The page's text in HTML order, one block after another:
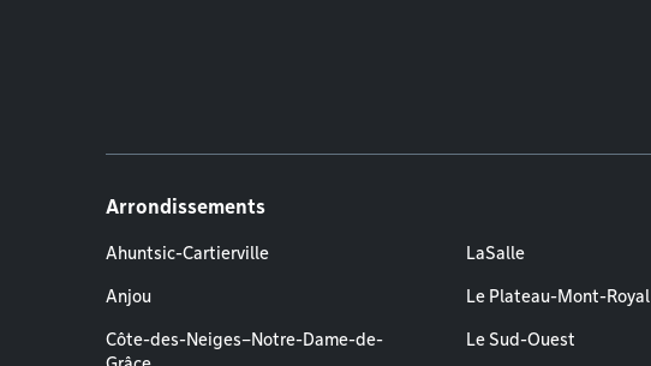
Arrondissements
Ahuntsic-Cartierville
Anjou
Côte-des-Neiges–Notre-Dame-de-
LaSalle
Le Plateau-Mont-Royal
Le Sud-Ouest